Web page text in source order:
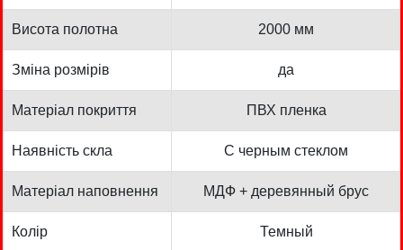
Висота полотна 2000 мм
Зміна розмірів да
Матеріал покриття ПВХ пленка
Наявність скла С черным стеклом
Матеріал наповнення МДФ + деревянный брус
Колір Темный